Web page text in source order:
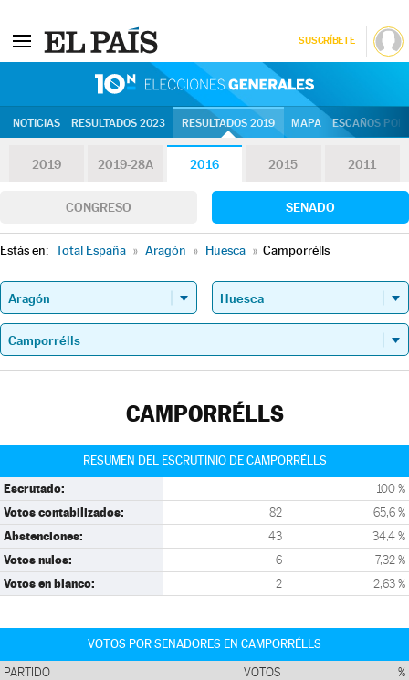
SUSCRÍBETE
NOTICIAS RESULTADOS 2023 RESULTADOS 2019 MAPA ESCAÑOS
2019 2019-28A 2016 2015 2011
CONGRESO SENADO
Estás en: Total España » Aragón » Huesca » Camporrélls
CAMPORRÉLLS
RESUMEN DEL ESCRUTINIO DE CAMPORRÉLLS
Escrutado: 100 %
Votos contabilizados: 82 65,6 %
Abstenciones: 43 34,4 %
Votos nulos: 6 7,32 %
Votos en blanco: 2 2,63 %
VOTOS POR SENADORES EN CAMPORRÉLLS
PARTIDO VOTOS %